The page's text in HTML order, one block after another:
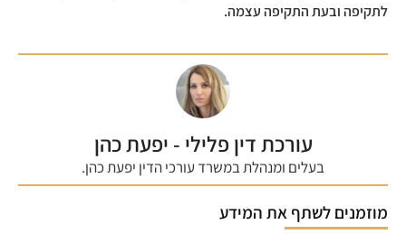
לתקיפה ובעת התקיפה עצמה.
עורכת דין פלילי - יפעת כהן
בעלים ומנהלת במשרד עורכי הדין יפעת כהן.
מוזמנים לשתף את המידע